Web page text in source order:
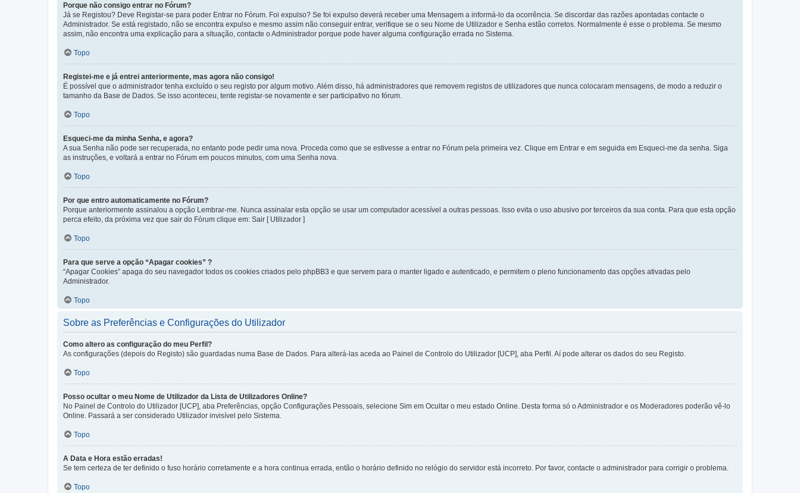
Porque não consigo entrar no Fórum?
Já se Registou? Deve Registar-se para poder Entrar no Fórum. Foi expulso? Se foi expulso deverá receber uma Mensagem a informá-lo da ocorrência. Se discordar das razões apontadas contacte o
Administrador. Se está registado, não se encontra expulso e mesmo assim não conseguir entrar, verifique se o seu Nome de Utilizador e Senha estão corretos. Normalmente é esse o problema. Se mesmo
assim, não encontra uma explicação para a situação, contacte o Administrador porque pode haver alguma configuração errada no Sistema.
Topo
Registei-me e já entrei anteriormente, mas agora não consigo!
É possível que o administrador tenha excluído o seu registo por algum motivo. Além disso, há administradores que removem registos de utilizadores que nunca colocaram mensagens, de modo a reduzir o
tamanho da Base de Dados. Se isso aconteceu, tente registar-se novamente e ser participativo no fórum.
Topo
Esqueci-me da minha Senha, e agora?
A sua Senha não pode ser recuperada, no entanto pode pedir uma nova. Proceda como que se estivesse a entrar no Fórum pela primeira vez. Clique em Entrar e em seguida em Esqueci-me da senha. Siga
as instruções, e voltará a entrar no Fórum em poucos minutos, com uma Senha nova.
Topo
Por que entro automaticamente no Fórum?
Porque anteriormente assinalou a opção Lembrar-me. Nunca assinalar esta opção se usar um computador acessível a outras pessoas. Isso evita o uso abusivo por terceiros da sua conta. Para que esta opção
perca efeito, da próxima vez que sair do Fórum clique em: Sair [ Utilizador ]
Topo
Para que serve a opção “Apagar cookies” ?
“Apagar Cookies” apaga do seu navegador todos os cookies criados pelo phpBB3 e que servem para o manter ligado e autenticado, e permitem o pleno funcionamento das opções ativadas pelo
Administrador.
Topo
Sobre as Preferências e Configurações do Utilizador
Como altero as configuração do meu Perfil?
As configurações (depois do Registo) são guardadas numa Base de Dados. Para alterá-las aceda ao Painel de Controlo do Utilizador [UCP], aba Perfil. Aí pode alterar os dados do seu Registo.
Topo
Posso ocultar o meu Nome de Utilizador da Lista de Utilizadores Online?
No Painel de Controlo do Utilizador [UCP], aba Preferências, opção Configurações Pessoais, selecione Sim em Ocultar o meu estado Online. Desta forma só o Administrador e os Moderadores poderão vê-lo
Online. Passará a ser considerado Utilizador invisível pelo Sistema.
Topo
A Data e Hora estão erradas!
Se tem certeza de ter definido o fuso horário corretamente e a hora continua errada, então o horário definido no relógio do servidor está incorreto. Por favor, contacte o administrador para corrigir o problema.
Topo